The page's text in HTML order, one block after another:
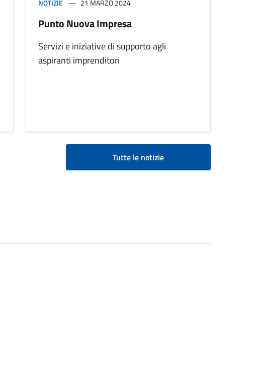
NOTIZIE 21 MARZO 2024
Punto Nuova Impresa
Servizi e iniziative di supporto agli
aspiranti imprenditori
Tutte le notizie